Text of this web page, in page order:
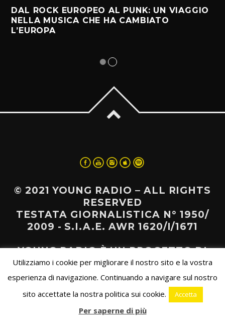
DAL ROCK EUROPEO AL PUNK: UN VIAGGIO
NELLA MUSICA CHE HA CAMBIATO
L’EUROPA
© 2021 YOUNG RADIO – ALL RIGHTS
RESERVED
TESTATA GIORNALISTICA N° 1950/
2009 - S.I.A.E. AWR 1620/I/1671
YOUNG RADIO È UN PROGETTO DI
AERIS COOPERATIVA SOCIALE
Utilizziamo i cookie per migliorare il nostro sito e la vostra
esperienza di navigazione. Continuando a navigare sul nostro
sito accettate la nostra politica sui cookie.
Accetta
Per saperne di più